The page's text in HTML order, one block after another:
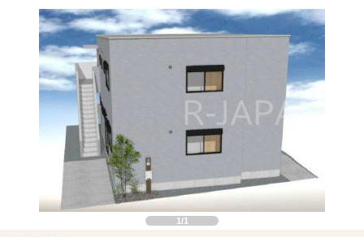
1/1